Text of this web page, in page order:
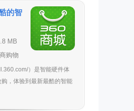
的智
MB
购物
）是智能硬件体
，体验到最新最酷的智能